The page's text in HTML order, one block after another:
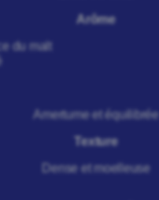
Arôme
du malt
Amertume et équilibrée
Texture
Dense et moelleuse